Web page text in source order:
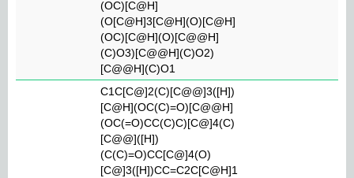
(OC)[C@H]
(O[C@H]3[C@H](O)[C@H]
(OC)[C@H](O)[C@@H]
(C)O3)[C@@H](C)O2)
[C@@H](C)O1
C1C[C@]2(C)[C@@]3([H])
[C@H](OC(C)=O)[C@@H]
(OC(=O)CC(C)C)[C@]4(C)
[C@@]([H])
(C(C)=O)CC[C@]4(O)
[C@]3([H])CC=C2C[C@H]1